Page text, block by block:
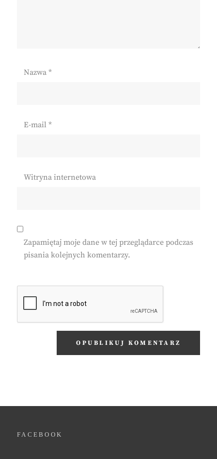
Nazwa *
E-mail *
Witryna internetowa
Zapamiętaj moje dane w tej przeglądarce podczas
pisania kolejnych komentarzy.
FACEBOOK